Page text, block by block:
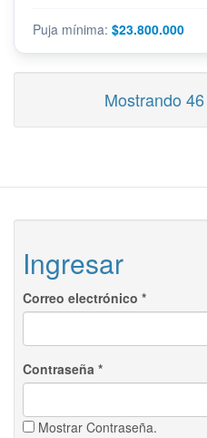
$23.800.000
Mostrando
Ingresar
Correo electrónico *
Contraseña *
Mostrar Contraseña.